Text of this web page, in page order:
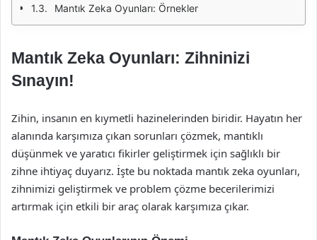
Mantık Zeka Oyunları: Örnekler
Mantık Zeka Oyunları: Zihninizi
Sınayın!
Zihin, insanın en kıymetli hazinelerinden biridir. Hayatın her
alanında karşımıza çıkan sorunları çözmek, mantıklı
düşünmek ve yaratıcı fikirler geliştirmek için sağlıklı bir
zihne ihtiyaç duyarız. İşte bu noktada mantık zeka oyunları,
zihnimizi geliştirmek ve problem çözme becerilerimizi
artırmak için etkili bir araç olarak karşımıza çıkar.